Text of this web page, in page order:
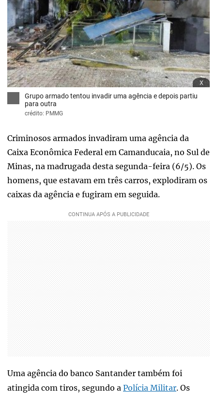
x
Grupo armado tentou invadir uma agência e depois partiu
para outra
crédito: PMMG
Criminosos armados invadiram uma agência da
Caixa Econômica Federal em Camanducaia, no Sul de
Minas, na madrugada desta segunda-feira (6/5). Os
homens, que estavam em três carros, explodiram os
caixas da agência e fugiram em seguida.
Uma agência do banco Santander também foi
atingida com tiros, segundo a Polícia Militar. Os